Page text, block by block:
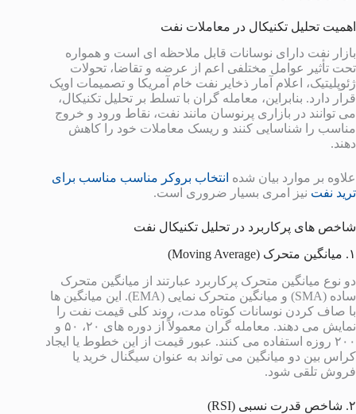
اهمیت تحلیل تکنیکال در معاملات نفت
بازار نفت دارای نوسانات قابل ملاحظه ای است و همواره
تحت تأثیر عوامل مختلفی اعم از عرضه و تقاضا، تحولات
ژئوپلیتیک، اعلام آمار ذخایر نفت خام آمریکا و تصمیمات اوپک
قرار دارد. بنابراین، معامله گران با تسلط بر تحلیل تکنیکال،
می توانند در بازاری پرنوسان مانند نفت، نقاط ورود و خروج
مناسب را شناسایی کنند و ریسک معاملات خود را کاهش
دهند.
علاوه بر موارد بیان شده انتخاب بروکر مناسب مناسب برای
ترید نفت نیز امری بسیار ضروری است.
شاخص های پرکاربرد در تحلیل تکنیکال نفت
۱. میانگین متحرک (Moving Average)
دو نوع میانگین متحرک پرکاربرد عبارتند از میانگین متحرک
ساده (SMA) و میانگین متحرک نمایی (EMA). این میانگین ها
با صاف کردن نوسانات کوتاه مدت، روند کلی قیمت نفت را
نمایش می دهند. معامله گران معمولاً از دوره های ۲۰، ۵۰ و
۲۰۰ روزه استفاده می کنند. عبور قیمت از این خطوط یا ایجاد
کراس بین دو میانگین می تواند به عنوان سیگنال خرید یا
فروش تلقی شود.
۲. شاخص قدرت نسبی (RSI)